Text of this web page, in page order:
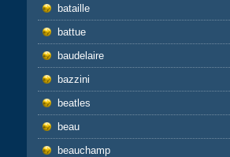
bataille
battue
baudelaire
bazzini
beatles
beau
beauchamp